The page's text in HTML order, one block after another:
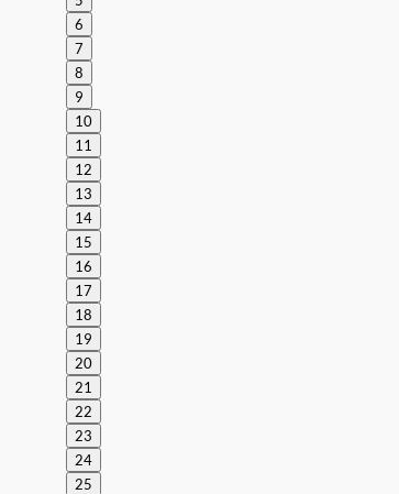
6
7
8
9
10
11
12
13
14
15
16
17
18
19
20
21
22
23
24
25